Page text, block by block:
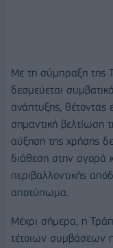
Με τη σύμπραξη της
δεσμεύεται
ανάπτυξης, θέτοντας
σημαντική βελτίωση
αύξηση της χρήσης
διάθεση στην αγορά
περιβαλλοντικής
αποτύπωμα.
Μέχρι σήμερα, η
τέτοιων συμβάσεων